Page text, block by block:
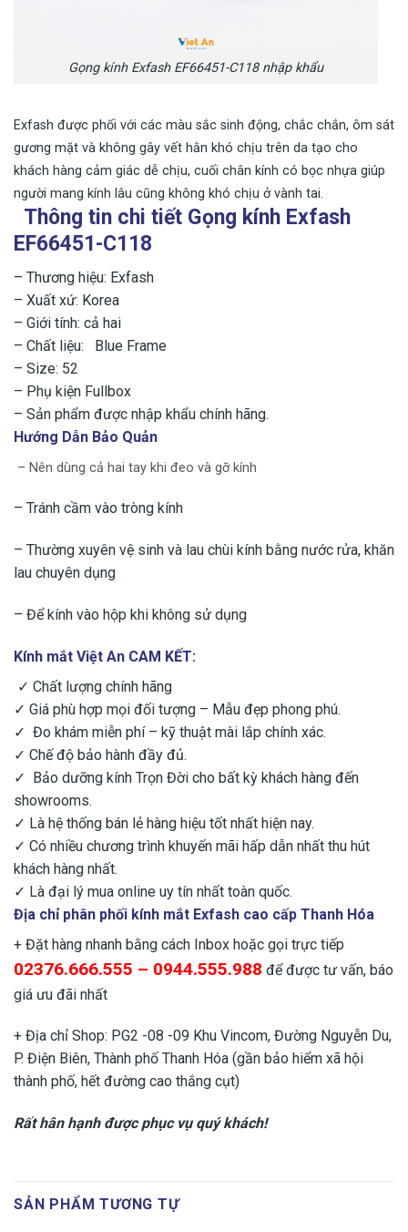
Gọng kính Exfash EF66451-C118 nhập khẩu
Exfash được phối với các màu sắc sinh động, chắc chắn, ôm sát
gương mặt và không gây vết hằn khó chịu trên da tạo cho
khách hàng cảm giác dễ chịu, cuối chân kính có bọc nhựa giúp
người mang kính lâu cũng không khó chịu ở vành tai.
Thông tin chi tiết Gọng kính Exfash
EF66451-C118
– Thương hiệu: Exfash
– Xuất xứ: Korea
– Giới tính: cả hai
– Chất liệu: Blue Frame
– Size: 52
– Phụ kiện Fullbox
– Sản phẩm được nhập khẩu chính hãng.
Hướng Dẫn Bảo Quản
– Nên dùng cả hai tay khi đeo và gỡ kính
– Tránh cầm vào tròng kính
– Thường xuyên vệ sinh và lau chùi kính bằng nước rửa, khăn
lau chuyên dụng
– ​Để kính vào hộp khi không sử dụng
Kính mắt Việt An CAM KẾT:
✓ Chất lượng chính hãng
✓ Giá phù hợp mọi đối tượng – Mẫu đẹp phong phú.
✓ Đo khám miễn phí – kỹ thuật mài lắp chính xác.
✓ Chế độ bảo hành đầy đủ.
✓ Bảo dưỡng kính Trọn Đời cho bất kỳ khách hàng đến
showrooms.
✓ Là hệ thống bán lẻ hàng hiệu tốt nhất hiện nay.
✓ Có nhiều chương trình khuyến mãi hấp dẫn nhất thu hút
khách hàng nhất.
✓ Là đại lý mua online uy tín nhất toàn quốc.
Địa chỉ phân phối kính mắt Exfash cao cấp Thanh Hóa
+ Đặt hàng nhanh bằng cách Inbox hoặc gọi trực tiếp
02376.666.555 – 0944.555.988 để được tư vấn, báo
giá ưu đãi nhất
+ Địa chỉ Shop: PG2 -08 -09 Khu Vincom, Đường Nguyễn Du,
P. Điện Biên, Thành phố Thanh Hóa (gần bảo hiểm xã hội
thành phố, hết đường cao thắng cụt)
Rất hân hạnh được phục vụ quý khách!
SẢN PHẨM TƯƠNG TỰ